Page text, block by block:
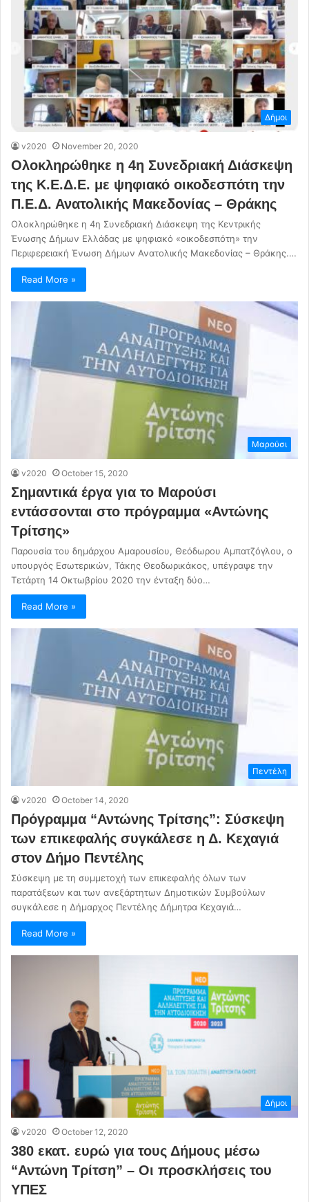
Δήμοι
v2020 November 20, 2020
Ολοκληρώθηκε η 4η Συνεδριακή Διάσκεψη
της Κ.Ε.Δ.Ε. με ψηφιακό οικοδεσπότη την
Π.Ε.Δ. Ανατολικής Μακεδονίας – Θράκης
Ολοκληρώθηκε η 4η Συνεδριακή Διάσκεψη της Κεντρικής
Ένωσης Δήμων Ελλάδας με ψηφιακό «οικοδεσπότη» την
Περιφερειακή Ένωση Δήμων Ανατολικής Μακεδονίας – Θράκης.…
Read More »
Μαρούσι
v2020 October 15, 2020
Σημαντικά έργα για το Μαρούσι
εντάσσονται στο πρόγραμμα «Αντώνης
Τρίτσης»
Παρουσία του δημάρχου Αμαρουσίου, Θεόδωρου Αμπατζόγλου, ο
υπουργός Εσωτερικών, Τάκης Θεοδωρικάκος, υπέγραψε την
Τετάρτη 14 Οκτωβρίου 2020 την ένταξη δύο…
Read More »
Πεντέλη
v2020 October 14, 2020
Πρόγραμμα “Αντώνης Τρίτσης”: Σύσκεψη
των επικεφαλής συγκάλεσε η Δ. Κεχαγιά
στον Δήμο Πεντέλης
Σύσκεψη με τη συμμετοχή των επικεφαλής όλων των
παρατάξεων και των ανεξάρτητων Δημοτικών Συμβούλων
συγκάλεσε η Δήμαρχος Πεντέλης Δήμητρα Κεχαγιά…
Read More »
Δήμοι
v2020 October 12, 2020
380 εκατ. ευρώ για τους Δήμους μέσω
“Αντώνη Τρίτση” – Οι προσκλήσεις του
ΥΠΕΣ